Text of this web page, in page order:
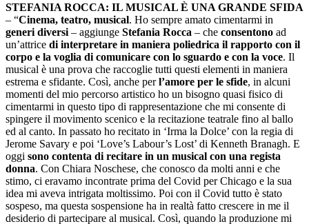
STEFANIA ROCCA: IL MUSICAL È UNA GRANDE SFIDA
– “Cinema, teatro, musical. Ho sempre amato cimentarmi in
generi diversi – aggiunge Stefania Rocca – che consentono ad
un’attrice di interpretare in maniera poliedrica il rapporto con il
corpo e la voglia di comunicare con lo sguardo e con la voce. Il
musical è una prova che raccoglie tutti questi elementi in maniera
estrema e sfidante. Così, anche perl’amore per le sfide, in alcuni
momenti del mio percorso artistico ho un bisogno quasi fisico di
cimentarmi in questo tipo di rappresentazione che mi consente di
spingere il movimento scenico e la recitazione teatrale fino al ballo
ed al canto. In passato ho recitato in ‘Irma la Dolce’ con la regia di
Jerome Savary e poi ‘Love’s Labour’s Lost’ di Kenneth Branagh. E
oggi sono contenta di recitare in un musical con una regista
donna. Con Chiara Noschese, che conosco da molti anni e che
stimo, ci eravamo incontrate prima del Covid per Chicago e la sua
idea mi aveva intrigata moltissimo. Poi con il Covid tutto è stato
sospeso, ma questa sospensione ha in realtà fatto crescere in me il
desiderio di partecipare al musical. Così, quando la produzione mi